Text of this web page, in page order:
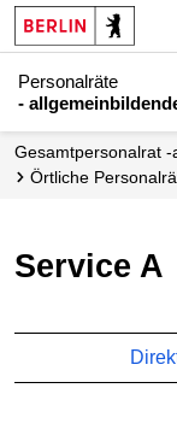
Personalräte
-
Gesamtpersonalrat
örtliche
Service A